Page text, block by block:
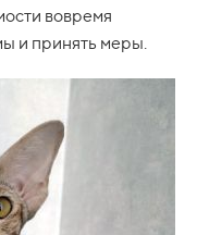
вовремя
и принять меры.